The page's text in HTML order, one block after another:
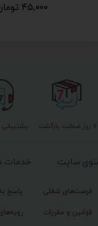
۴۵,۰۰۰ تومان
پشتیبانی ۲۴ ساعته ۷ روز ضمانت بازگشت
خدمات
پاسخ
سایت
فرصت‌های شغلی
قوانین و مقررات